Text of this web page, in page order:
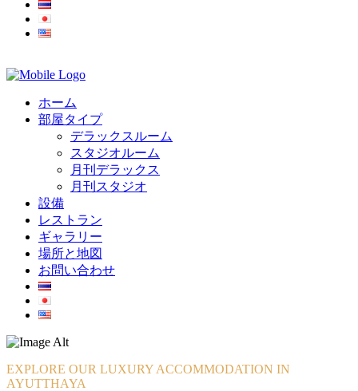
ホーム
部屋タイプ
デラックスルーム
スタジオルーム
月刊デラックス
月刊スタジオ
設備
レストラン
ギャラリー
場所と地図
お問い合わせ
EXPLORE OUR LUXURY ACCOMMODATION IN
AYUTTHAYA